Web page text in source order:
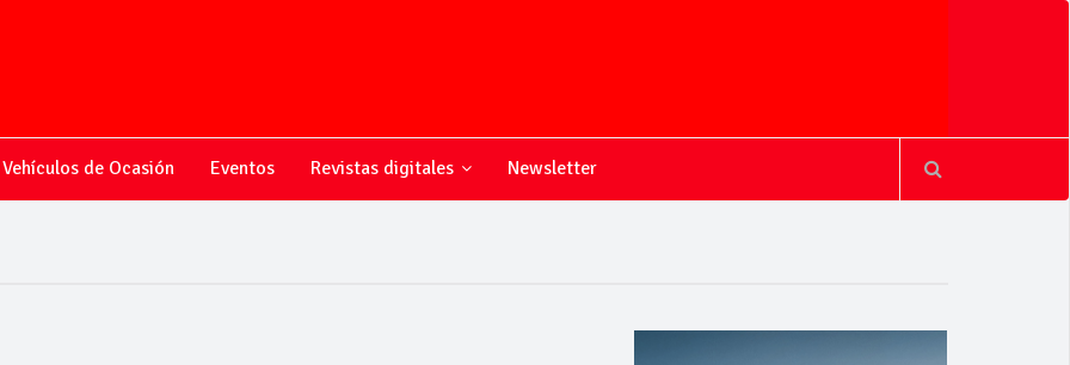
Vehículos de Ocasión Eventos Revistas digitales Newsletter